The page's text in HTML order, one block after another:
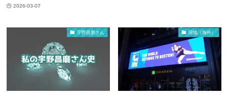
2026-03-07
宇野昌磨さん 現地（海外）